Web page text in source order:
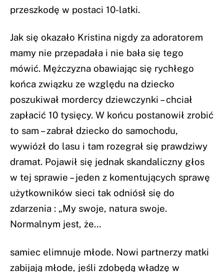
przeszkodę w postaci 10-latki.
Jak się okazało Kristina nigdy za adoratorem
mamy nie przepadała i nie bała się tego
mówić. Mężczyzna obawiając się rychłego
końca związku ze względu na dziecko
poszukiwał mordercy dziewczynki – chciał
zapłacić 10 tysięcy. W końcu postanowił zrobić
to sam – zabrał dziecko do samochodu,
wywiózł do lasu i tam rozegrał się prawdziwy
dramat. Pojawił się jednak skandaliczny głos
w tej sprawie – jeden z komentujących sprawę
użytkowników sieci tak odniósł się do
zdarzenia : „My swoje, natura swoje.
Normalnym jest, że…
samiec elimnuje młode. Nowi partnerzy matki
zabijają młode, jeśli zdobędą władzę w